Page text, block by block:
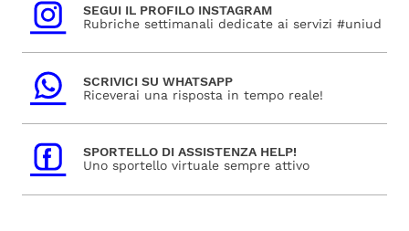
SEGUI IL PROFILO INSTAGRAM
Rubriche settimanali dedicate ai servizi #uniud
SCRIVICI SU WHATSAPP
Riceverai una risposta in tempo reale!
SPORTELLO DI ASSISTENZA HELP!
Uno sportello virtuale sempre attivo